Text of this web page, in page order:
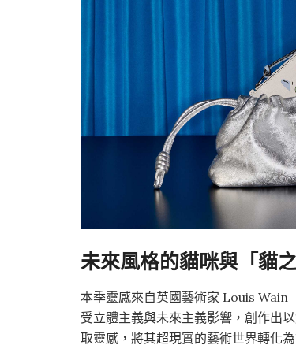
未來風格的貓咪與「貓
本季靈感來自英國藝術家 Louis Wain
受立體主義與未來主義影響，創作出
取靈感，將其超現實的藝術世界轉化